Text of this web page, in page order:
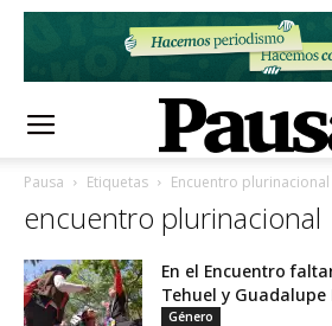
Pausa Etiquetas Encuentro plurinacional
encuentro plurinacional
En el Encuentro
Tehuel y Guadalupe
Género